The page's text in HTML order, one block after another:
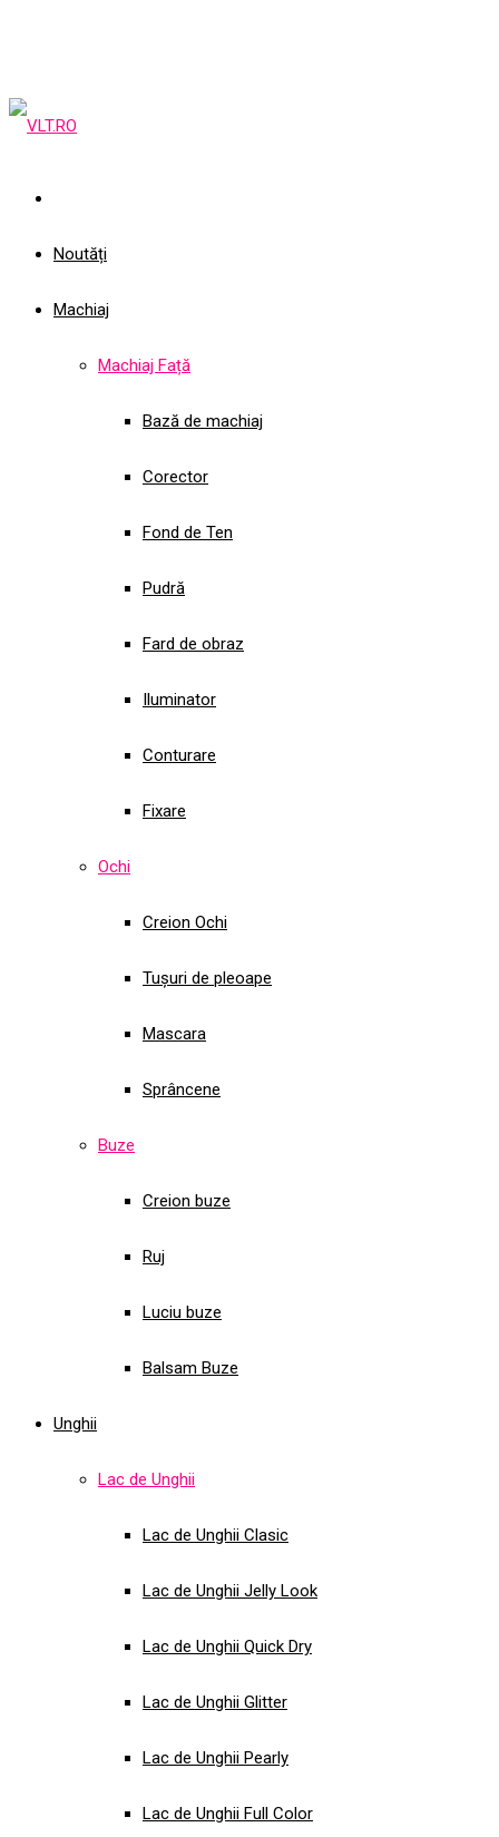
Noutăți
Machiaj
Machiaj Față
Bază de machiaj
Corector
Fond de Ten
Pudră
Fard de obraz
Iluminator
Conturare
Fixare
Ochi
Creion Ochi
Tușuri de pleoape
Mascara
Sprâncene
Buze
Creion buze
Ruj
Luciu buze
Balsam Buze
Unghii
Lac de Unghii
Lac de Unghii Clasic
Lac de Unghii Jelly Look
Lac de Unghii Quick Dry
Lac de Unghii Glitter
Lac de Unghii Pearly
Lac de Unghii Full Color